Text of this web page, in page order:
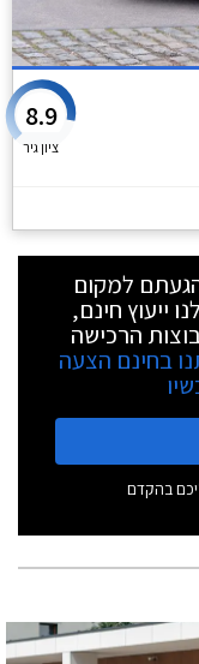
8.9
ציון גיר
למקום
ייעוץ חינם,
הרכישה
בחינם הצעה
בהקדם